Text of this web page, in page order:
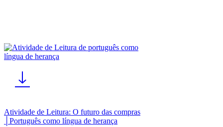
Atividade de Leitura: O futuro das compras
│Português como língua de herança